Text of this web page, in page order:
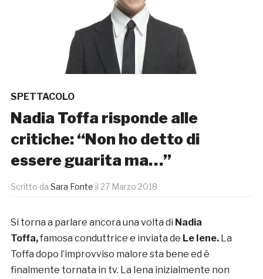
SPETTACOLO
Nadia Toffa risponde alle
critiche: “Non ho detto di
essere guarita ma…”
Scritto da Sara Fonte il 27 Marzo 2018
Si torna a parlare ancora una volta di Nadia
Toffa,famosa conduttrice e inviata de Le Iene.La
Toffa dopo l’improvviso malore sta bene ed è
finalmente tornata in tv. La Iena inizialmente non